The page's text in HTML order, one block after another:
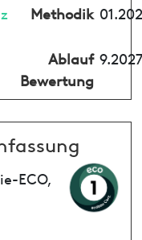
Methodik
Ablauf
Bewertung
9.2027
ECO,